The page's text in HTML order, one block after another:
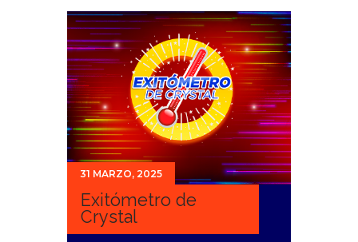
31 MARZO, 2025
Exitómetro de
Crystal